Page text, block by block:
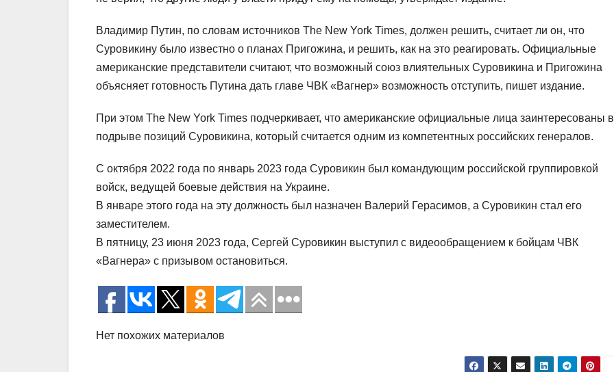
Владимир Путин, по словам источников The New York Times, должен решить, считает ли он, что
Суровикину было известно о планах Пригожина, и решить, как на это реагировать. Официальные
американские представители считают, что возможный союз влиятельных Суровикина и Пригожина
объясняет готовность Путина дать главе ЧВК «Вагнер» возможность отступить, пишет издание.
При этом The New York Times подчеркивает, что американские официальные лица заинтересованы в
подрыве позиций Суровикина, который считается одним из компетентных российских генералов.
С октября 2022 года по январь 2023 года Суровикин был командующим российской группировкой
войск, ведущей боевые действия на Украине.
В январе этого года на эту должность был назначен Валерий Герасимов, а Суровикин стал его
заместителем.
В пятницу, 23 июня 2023 года, Сергей Суровикин выступил с видеообращением к бойцам ЧВК
«Вагнера» с призывом остановиться.
Нет похожих материалов